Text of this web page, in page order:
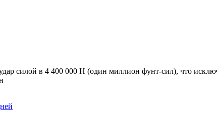
силой в 4 400 000 Н (один миллион фунт-сил), что